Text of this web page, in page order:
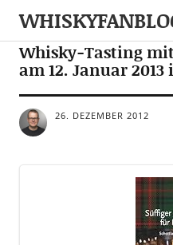
TASTINGS
Whisky-Tasting
am 12. Januar
26. DEZEMBER 2012